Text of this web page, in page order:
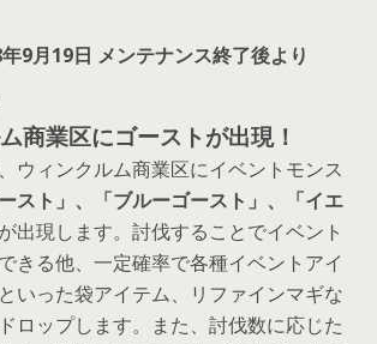
9月19日 メンテナンス終了後より
商業区にゴーストが出現！
ウィンクルム商業区にイベントモンス
スト」、「ブルーゴースト」、「イエ
が出現します。討伐することでイベント
きる他、一定確率で各種イベントアイ
いった袋アイテム、リファインマギな
ロップします。また、討伐数に応じた